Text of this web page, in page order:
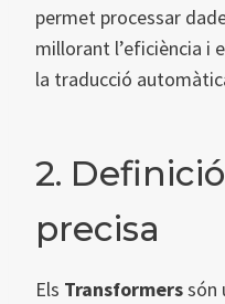
permet processar
millorant l’eficiència i
la traducció
2.
precisa
Els Transformerssón